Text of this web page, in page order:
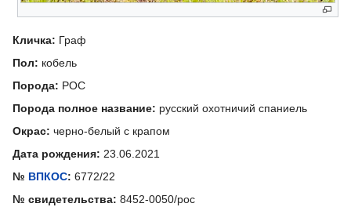
Кличка: Граф
Пол: кобель
Порода: РОС
Порода полное название: русский охотничий спаниель
Окрас: черно-белый с крапом
Дата рождения: 23.06.2021
№ ВПКОС: 6772/22
№ свидетельства: 8452-0050/рос